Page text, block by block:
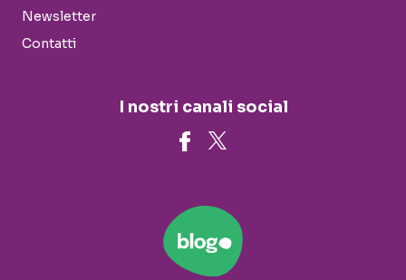
Newsletter
Contatti
I nostri canali social